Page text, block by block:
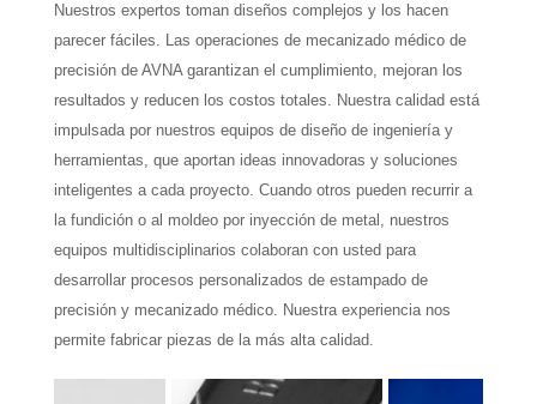
Nuestros expertos toman diseños complejos y los hacen
parecer fáciles. Las operaciones de mecanizado médico de
precisión de AVNA garantizan el cumplimiento, mejoran los
resultados y reducen los costos totales. Nuestra calidad está
impulsada por nuestros equipos de diseño de ingeniería y
herramientas, que aportan ideas innovadoras y soluciones
inteligentes a cada proyecto. Cuando otros pueden recurrir a
la fundición o al moldeo por inyección de metal, nuestros
equipos multidisciplinarios colaboran con usted para
desarrollar procesos personalizados de estampado de
precisión y mecanizado médico. Nuestra experiencia nos
permite fabricar piezas de la más alta calidad.